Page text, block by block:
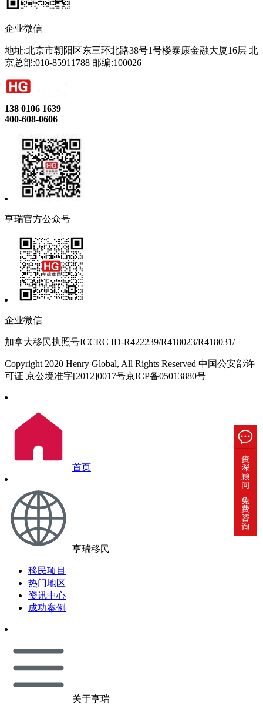
企业微信
地址:北京市朝阳区东三环北路38号1号楼泰康金融大厦16层 北
京总部:010-85911788 邮编:100026
138 0106 1639
400-608-0606
亨瑞官方公众号
企业微信
加拿大移民执照号ICCRC ID-R422239/R418023/R418031/
Copyright 2020 Henry Global, All Rights Reserved 中国公安部许
可证 京公境准字[2012]0017号京ICP备05013880号
首页
亨瑞移民
移民项目
热门地区
资讯中心
成功案例
关于亨瑞